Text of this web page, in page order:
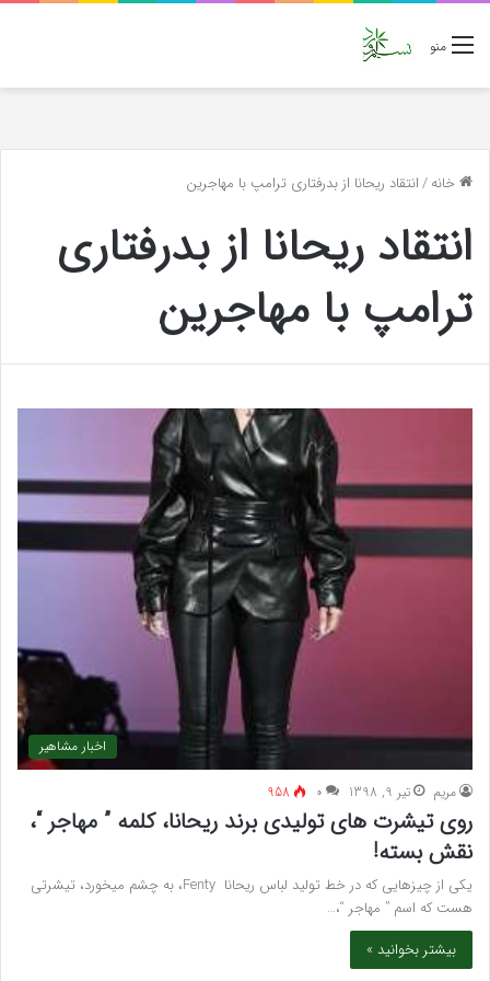
منو
خانه/انتقاد ریحانا از بدرفتاری ترامپ با مهاجرین
انتقاد ریحانا از بدرفتاری
ترامپ با مهاجرین
اخبار مشاهیر
مريم تیر 9, 1398 ۰ 958
روی تیشرت های تولیدی برند ریحانا، کلمه ” مهاجر “،
نقش بسته!
یکی از چیزهایی که در خط تولید لباس ریحانا Fenty، به چشم میخورد، تیشرتی
هست که اسم ” مهاجر “،…
بیشتر بخوانید »